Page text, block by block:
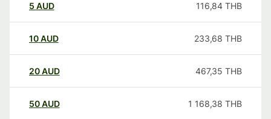
5 AUD 116,84 THB
10AUD 233,68 THB
20AUD 467,35 THB
50AUD 1 168,38 THB